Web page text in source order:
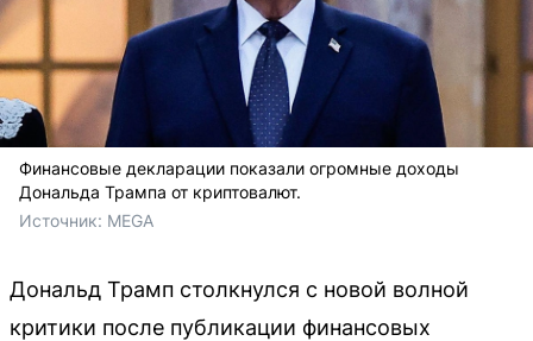
Финансовые декларации показали огромные доходы
Дональда Трампа от криптовалют.
Источник: MEGA
Дональд Трамп столкнулся с новой волной
критики после публикации финансовых